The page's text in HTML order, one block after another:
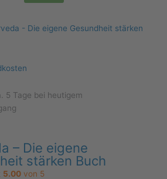
mehrere
können
gewählt
werden
5 Tage bei heutigem
– Die eigene
stärken Buch
5.00 von 5